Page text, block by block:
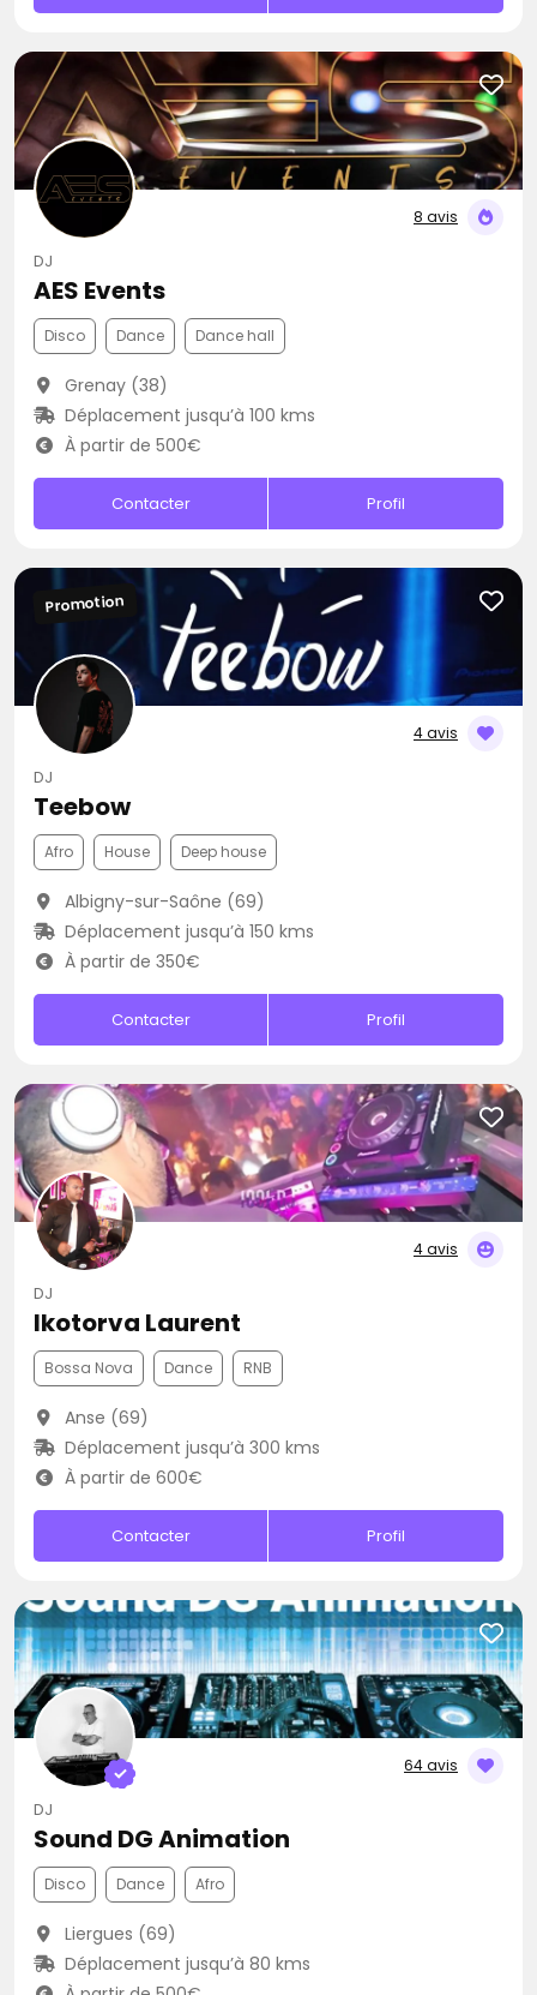
8 avis
DJ
AES Events
Disco Dance Dance hall
Grenay (38)
Déplacement jusqu’à 100 kms
À partir de 500€
Contacter Profil
4 avis
Promotion
DJ
Teebow
Afro House Deep house
Albigny-sur-Saône (69)
Déplacement jusqu’à 150 kms
À partir de 350€
Contacter Profil
4 avis
DJ
Ikotorva Laurent
Bossa Nova Dance RNB
Anse (69)
Déplacement jusqu’à 300 kms
À partir de 600€
Contacter Profil
64 avis
DJ
Sound DG Animation
Disco Dance Afro
Liergues (69)
Déplacement jusqu’à 80 kms